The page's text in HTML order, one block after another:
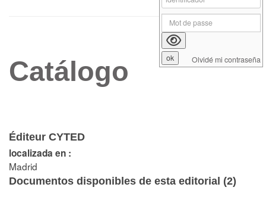
Catálogo
Éditeur CYTED
localizada en :
Madrid
Documentos disponibles de esta editorial (2)
Olvidé mi contraseña